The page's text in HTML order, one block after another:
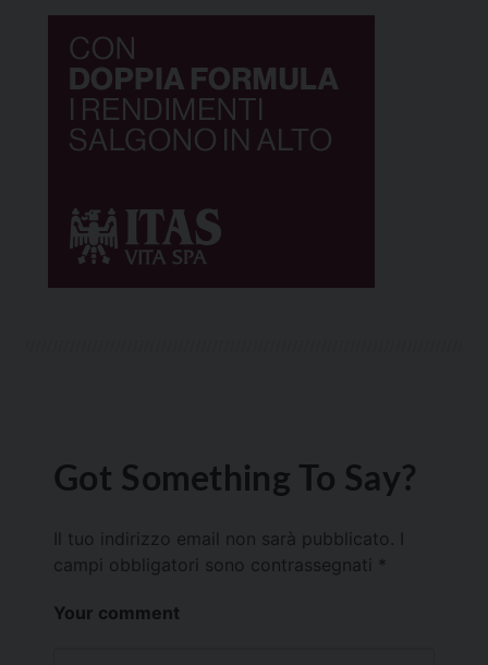
Got Something To Say?
Il tuo indirizzo email non sarà pubblicato.
campi obbligatori sono contrassegnati *
Your comment